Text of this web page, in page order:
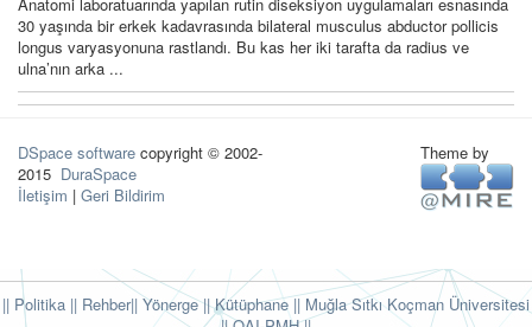
30 yaşında bir erkek kadavrasında bilateral musculus abductor pollicis
longus varyasyonuna rastlandı. Bu kas her iki tarafta da radius ve
ulna’nın arka ...
DSpace software copyright © 2002-
2015 DuraSpace
İletişim | Geri Bildirim
Theme by
|| Politika || Rehber|| Yönerge|| Kütüphane|| Muğla Sıtkı Koçman Üniversitesi